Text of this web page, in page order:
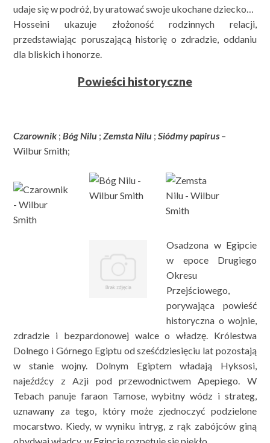
udaje się w podróż, by uratować swoje ukochane dziecko…
Hosseini ukazuje złożoność rodzinnych relacji,
przedstawiając poruszającą historię o zdradzie, oddaniu
dla bliskich i honorze.
Powieści historyczne
Czarownik ;Bóg Nilu ;Zemsta Nilu ;Siódmy papirus –
Wilbur Smith;
Osadzona w Egipcie
w epoce Drugiego
Okresu
Przejściowego,
porywająca powieść
historyczna o wojnie,
zdradzie i bezpardonowej walce o władzę. Królestwa
Dolnego i Górnego Egiptu od sześćdziesięciu lat pozostają
w stanie wojny. Dolnym Egiptem władają Hyksosi,
najeźdźcy z Azji pod przewodnictwem Apepiego. W
Tebach panuje faraon Tamose, wybitny wódz i strateg,
uznawany za tego, który może zjednoczyć podzielone
mocarstwo. Kiedy, w wyniku intryg, z rąk zabójców giną